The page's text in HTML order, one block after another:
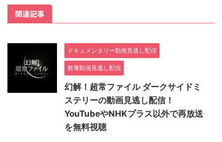
関連記事
ドキュメンタリー動画見逃し配信
教養動画見逃し配信
幻解！超常ファイル ダークサイドミ
ステリーの動画見逃し配信！
YouTubeやNHKプラス以外で再放送
を無料視聴